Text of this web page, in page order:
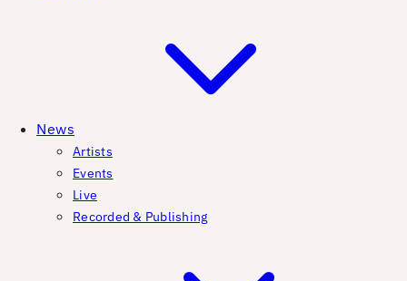
News
Artists
Events
Live
Recorded & Publishing